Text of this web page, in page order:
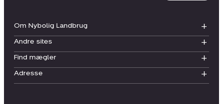
Om Nybolig Landbrug
Andre sites
Find mægler
Adresse